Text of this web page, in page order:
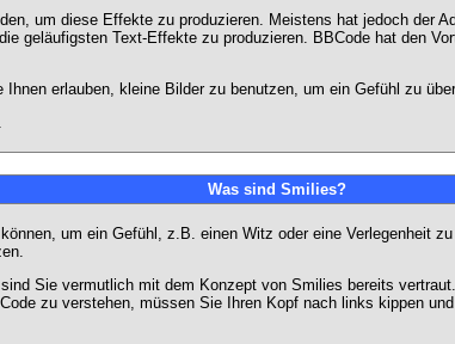
um diese Effekte zu produzieren. Meistens hat jedoch der
geläufigsten Text-Effekte zu produzieren. BBCode hat den
erlauben, kleine Bilder zu benutzen, um ein Gefühl zu
Was sind Smilies?
um ein Gefühl, z.B. einen Witz oder eine Verlegenheit
Sie vermutlich mit dem Konzept von Smilies bereits
zu verstehen, müssen Sie Ihren Kopf nach links kippen